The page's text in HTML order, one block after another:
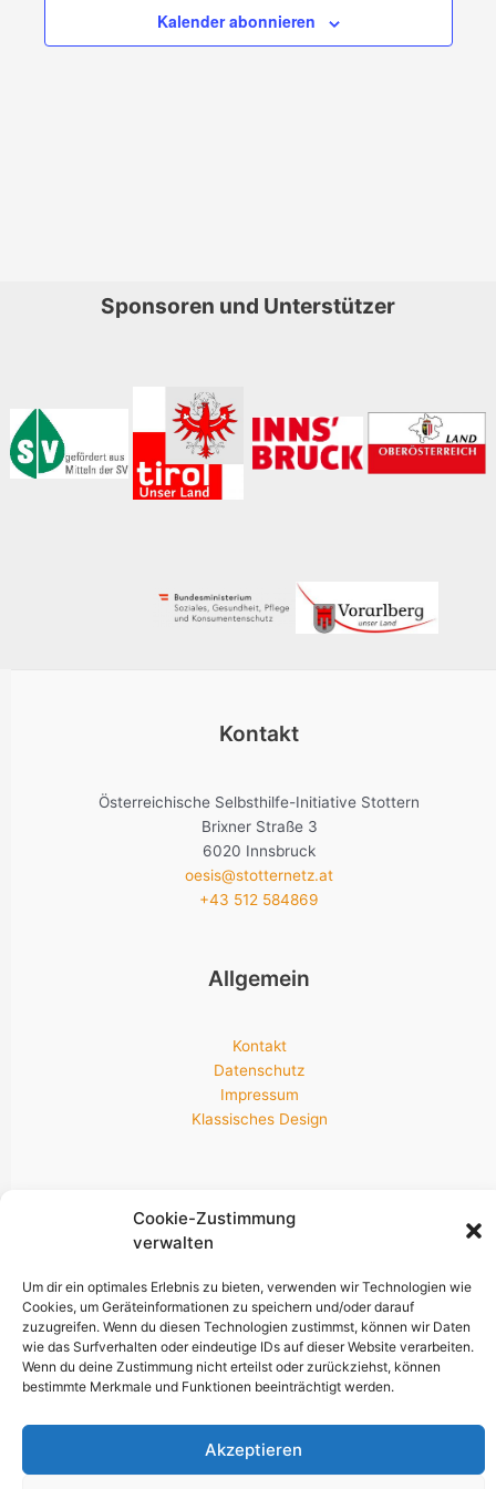
Cookie-Zustimmung
verwalten
Um dir ein optimales Erlebnis zu bieten, verwenden wir Technologien wie
Cookies, um Geräteinformationen zu speichern und/oder darauf
zuzugreifen. Wenn du diesen Technologien zustimmst, können wir Daten
wie das Surfverhalten oder eindeutige IDs auf dieser Website verarbeiten.
Wenn du deine Zustimmung nicht erteilst oder zurückziehst, können
bestimmte Merkmale und Funktionen beeinträchtigt werden.
Akzeptieren
Kalender abonnieren
Sponsoren und Unterstützer
Kontakt
Österreichische Selbsthilfe-Initiative Stottern
Brixner Straße 3
6020 Innsbruck
oesis@stotternetz.at
+43 512 584869
Allgemein
Kontakt
Datenschutz
Impressum
Klassisches Design
Bleib am neuesten Stand!